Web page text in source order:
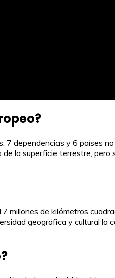
dependencias y 6 países
la superficie terrestre,
millones de kilómetros
geográfica y cultural